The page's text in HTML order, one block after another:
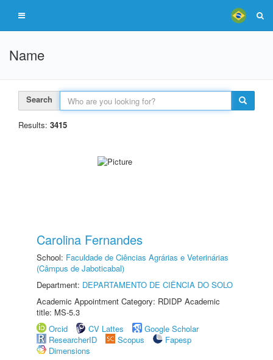
Name
Search
Results: 3415
Carolina Fernandes
School: Faculdade de Ciências Agrárias e Veterinárias
(Câmpus de Jaboticabal)
Department: DEPARTAMENTO DE CIÊNCIA DO SOLO
Academic Appointment Category: RDIDP Academic
title: MS-5.3
Orcid
CV Lattes
Google Scholar
ResearcherID
Scopus
Fapesp
Dimensions